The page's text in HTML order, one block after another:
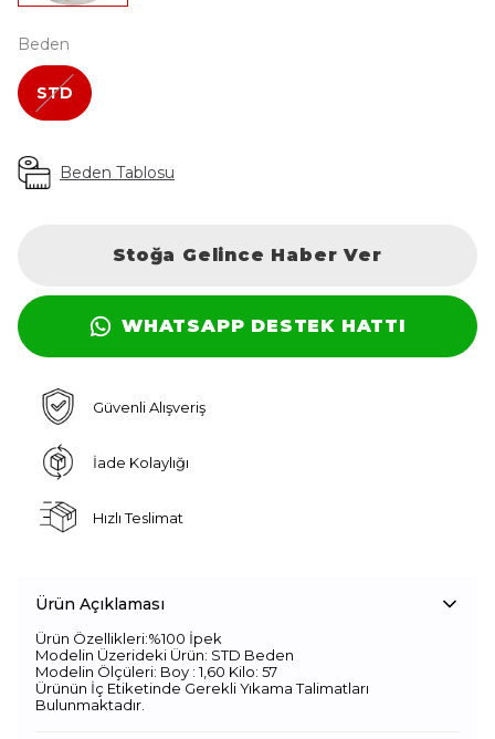
Beden
STD
Beden Tablosu
Stoğa Gelince Haber Ver
WHATSAPP DESTEK HATTI
Güvenli Alışveriş
İade Kolaylığı
Hızlı Teslimat
Ürün Açıklaması
Ürün Özellikleri:%100 İpek
Modelin Üzerideki Ürün: STD Beden
Modelin Ölçüleri: Boy : 1,60 Kilo: 57
Ürünün İç Etiketinde Gerekli Yıkama Talimatları
Bulunmaktadır.